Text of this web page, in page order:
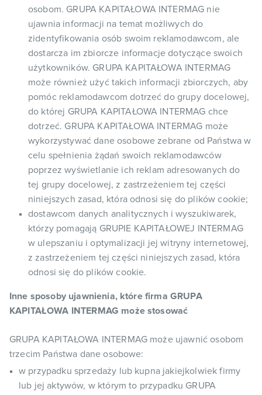
osobom. GRUPA KAPITAŁOWA INTERMAG nie
ujawnia informacji na temat możliwych do
zidentyfikowania osób swoim reklamodawcom, ale
dostarcza im zbiorcze informacje dotyczące swoich
użytkowników. GRUPA KAPITAŁOWA INTERMAG
może również użyć takich informacji zbiorczych, aby
pomóc reklamodawcom dotrzeć do grupy docelowej,
do której GRUPA KAPITAŁOWA INTERMAG chce
dotrzeć. GRUPA KAPITAŁOWA INTERMAG może
wykorzystywać dane osobowe zebrane od Państwa w
celu spełnienia żądań swoich reklamodawców
poprzez wyświetlanie ich reklam adresowanych do
tej grupy docelowej, z zastrzeżeniem tej części
niniejszych zasad, która odnosi się do plików cookie;
dostawcom danych analitycznych i wyszukiwarek,
którzy pomagają GRUPIE KAPITAŁOWEJ INTERMAG
w ulepszaniu i optymalizacji jej witryny internetowej,
z zastrzeżeniem tej części niniejszych zasad, która
odnosi się do plików cookie.
Inne sposoby ujawnienia, które firma GRUPA
KAPITAŁOWA INTERMAG może stosować
GRUPA KAPITAŁOWA INTERMAG może ujawnić osobom
trzecim Państwa dane osobowe:
w przypadku sprzedaży lub kupna jakiejkolwiek firmy
lub jej aktywów, w którym to przypadku GRUPA